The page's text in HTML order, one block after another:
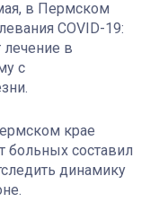
в Пермском
COVID-19:
в
с
крае
больных составил
динамику